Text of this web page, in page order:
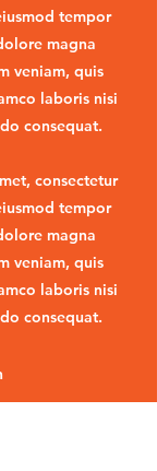
tempor
magna
veniam, quis
laboris nisi
consequat.
consectetur
tempor
magna
veniam, quis
laboris nisi
consequat.